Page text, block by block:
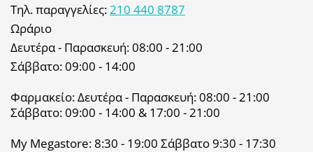
Τηλ. παραγγελίες:210 440 8787
Ωράριο
Δευτέρα - Παρασκευή: 08:00 - 21:00
Σάββατο: 09:00 - 14:00
Φαρμακείο: Δευτέρα - Παρασκευή: 08:00 - 21:00
Σάββατο: 09:00 - 14:00 & 17:00 - 21:00
My Megastore: 8:30 - 19:00 Σάββατο 9:30 - 17:30